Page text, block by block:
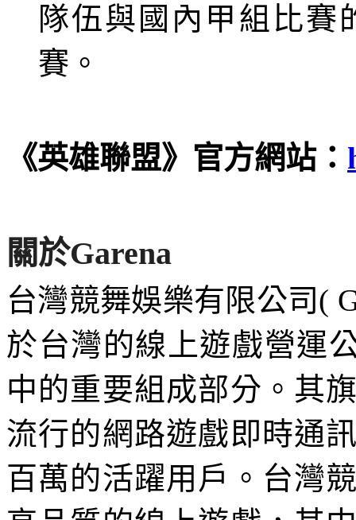
隊伍與國內甲組比賽
賽。
《英雄聯盟》官方網站：
關於Garena
台灣競舞娛樂有限公司(
於台灣的線上遊戲營運
中的重要組成部分。其
流行的網路遊戲即時通
百萬的活躍用戶。台灣